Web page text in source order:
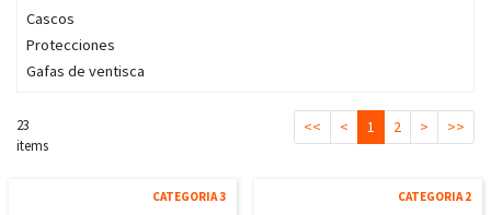
Cascos
Protecciones
Gafas de ventisca
23
items
<< < 1 2 > >>
CATEGORIA 3 CATEGORIA 2